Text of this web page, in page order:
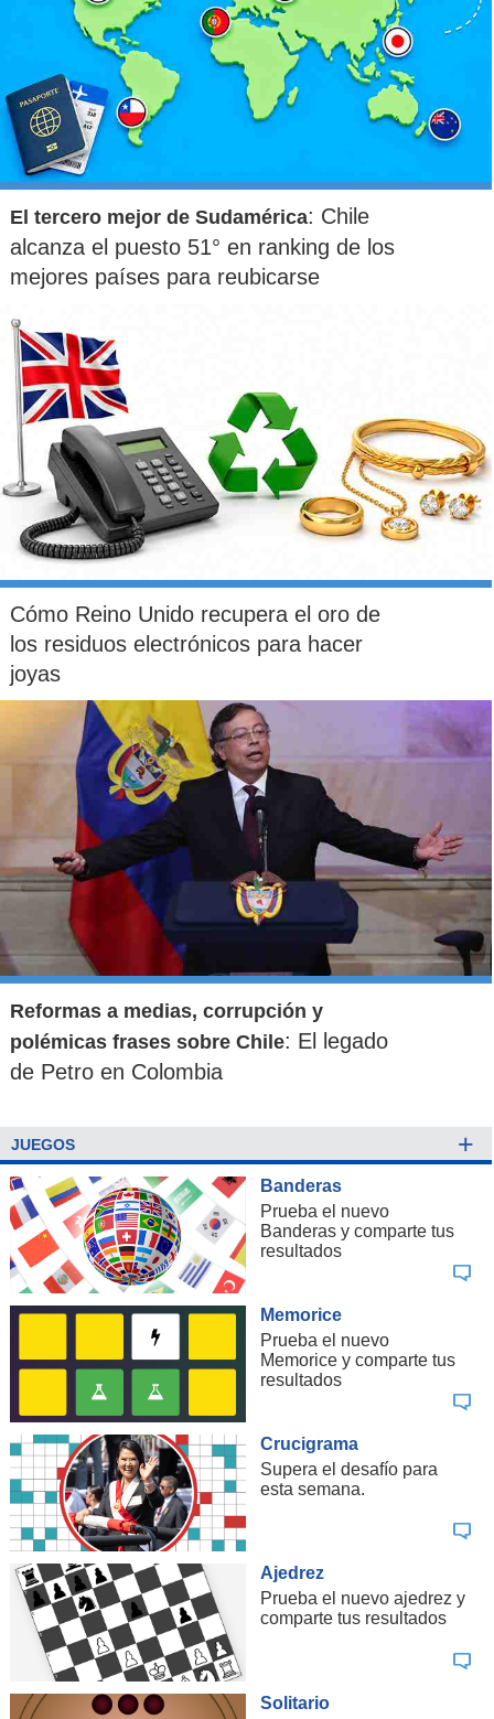
El tercero mejor de Sudamérica: Chile
alcanza el puesto 51° en ranking de los
mejores países para reubicarse
Cómo Reino Unido recupera el oro de
los residuos electrónicos para hacer
joyas
Reformas a medias, corrupción y
polémicas frases sobre Chile: El legado
de Petro en Colombia
JUEGOS +
Banderas
Prueba el nuevo
Banderas y comparte tus
resultados
Memorice
Prueba el nuevo
Memorice y comparte tus
resultados
Crucigrama
Supera el desafío para
esta semana.
Ajedrez
Prueba el nuevo ajedrez y
comparte tus resultados
Solitario